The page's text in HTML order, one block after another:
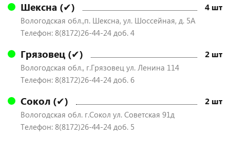
Шексна (✔) 4 шт
Вологодская обл.,п. Шексна, ул. Шоссейная, д. 5А
Телефон: 8(8172)26-44-24 доб. 4
Грязовец (✔) 2 шт
Вологодская обл., г.Грязовец ул. Ленина 114
Телефон: 8(8172)26-44-24 доб. 6
Сокол (✔) 2 шт
Вологодская обл. г.Сокол ул. Советская 91д
Телефон: 8(8172)26-44-24 доб. 5